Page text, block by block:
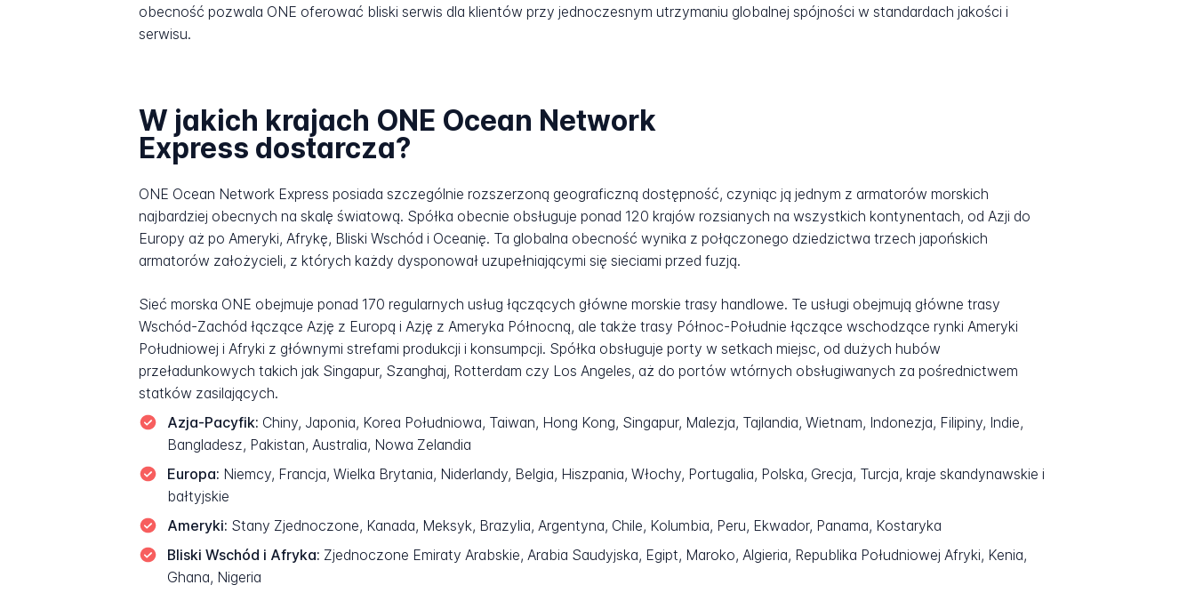
obecność pozwala ONE oferować bliski serwis dla klientów przy jednoczesnym utrzymaniu globalnej spójności w standardach jakości i
serwisu.
W jakich krajach ONE Ocean Network
Express dostarcza?
ONE Ocean Network Express posiada szczególnie rozszerzoną geograficzną dostępność, czyniąc ją jednym z armatorów morskich
najbardziej obecnych na skalę światową. Spółka obecnie obsługuje ponad 120 krajów rozsianych na wszystkich kontynentach, od Azji do
Europy aż po Ameryki, Afrykę, Bliski Wschód i Oceanię. Ta globalna obecność wynika z połączonego dziedzictwa trzech japońskich
armatorów założycieli, z których każdy dysponował uzupełniającymi się sieciami przed fuzją.
Sieć morska ONE obejmuje ponad 170 regularnych usług łączących główne morskie trasy handlowe. Te usługi obejmują główne trasy
Wschód-Zachód łączące Azję z Europą i Azję z Ameryka Północną, ale także trasy Północ-Południe łączące wschodzące rynki Ameryki
Południowej i Afryki z głównymi strefami produkcji i konsumpcji. Spółka obsługuje porty w setkach miejsc, od dużych hubów
przeładunkowych takich jak Singapur, Szanghaj, Rotterdam czy Los Angeles, aż do portów wtórnych obsługiwanych za pośrednictwem
statków zasilających.
Azja-Pacyfik: Chiny, Japonia, Korea Południowa, Taiwan, Hong Kong, Singapur, Malezja, Tajlandia, Wietnam, Indonezja, Filipiny, Indie,
Bangladesz, Pakistan, Australia, Nowa Zelandia
Europa: Niemcy, Francja, Wielka Brytania, Niderlandy, Belgia, Hiszpania, Włochy, Portugalia, Polska, Grecja, Turcja, kraje skandynawskie i
bałtyjskie
Ameryki: Stany Zjednoczone, Kanada, Meksyk, Brazylia, Argentyna, Chile, Kolumbia, Peru, Ekwador, Panama, Kostaryka
Bliski Wschód i Afryka: Zjednoczone Emiraty Arabskie, Arabia Saudyjska, Egipt, Maroko, Algieria, Republika Południowej Afryki, Kenia,
Ghana, Nigeria